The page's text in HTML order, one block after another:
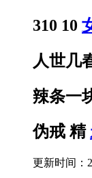
310 10
人世几
辣条一
伪戒 精
更新时间：